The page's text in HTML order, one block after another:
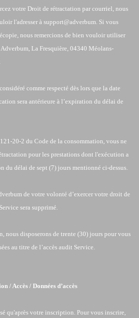
votre Droit de rétractation par courriel, nous
l'adresser à support@adverbum. Si vous
nous remercions de bien vouloir utiliser
La Fresquière, 04340 Méolans-
comme respecté dès lors que la date
sera antérieure à l’expiration du délai de
20-2 du Code de la consommation, vous ne
pour les prestations dont l'exécution a
du délai de sept (7) jours mentionné ci-dessus.
de votre volonté d’exercer votre droit de
sera supprimé.
nous disposerons de trente (30) jours pour vous
au titre de l’accès audit Service.
/ Accès / Données d’accès
qu'après votre inscription. Pour vous inscrire,